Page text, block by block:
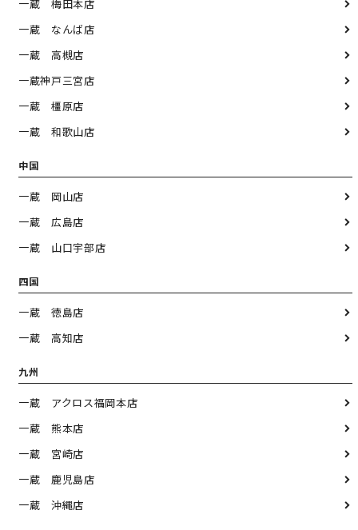
一蔵 梅田本店
一蔵 なんば店
一蔵 高槻店
一蔵神戸三宮店
一蔵 橿原店
一蔵 和歌山店
中国
一蔵 岡山店
一蔵 広島店
一蔵 山口宇部店
四国
一蔵 徳島店
一蔵 高知店
九州
一蔵 アクロス福岡本店
一蔵 熊本店
一蔵 宮崎店
一蔵 鹿児島店
一蔵 沖縄店